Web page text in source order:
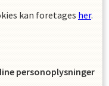
kan foretages her.
personoplysninger